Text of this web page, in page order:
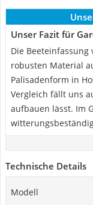
Unser Fazit für
Die
robusten Material
Palisadenform in
Vergleich fällt uns
aufbauen lässt. Im
Technische Details
Modell